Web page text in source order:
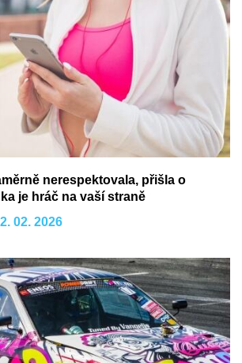
nerespektovala, přišla o
je hráč na vaší straně
02. 2026